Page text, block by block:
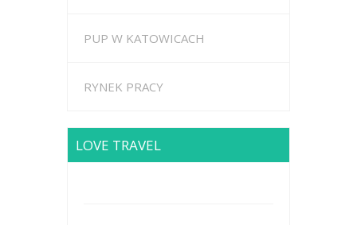
PUP W KATOWICACH
RYNEK PRACY
LOVE TRAVEL